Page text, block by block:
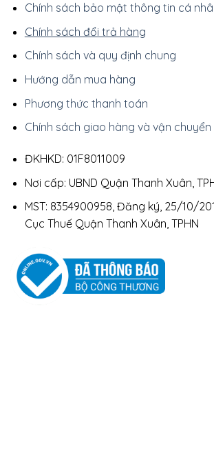
Chính sách bảo mật thông tin cá
Chính sách đổi trả hàng
Chính sách và quy định chung
Hướng dẫn mua hàng
Phương thức thanh toán
Chính sách giao hàng và vận chuyển
ĐKHKD: 01F8011009
Nơi cấp: UBND Quận Thanh Xuân,
MST: 8354900958, Đăng ký, 25/10/
Cục Thuế Quận Thanh Xuân, TPHN